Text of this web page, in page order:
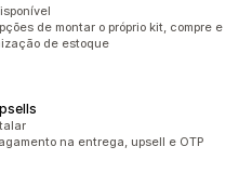
de montar o próprio kit, compre e
de estoque
na entrega, upsell e OTP